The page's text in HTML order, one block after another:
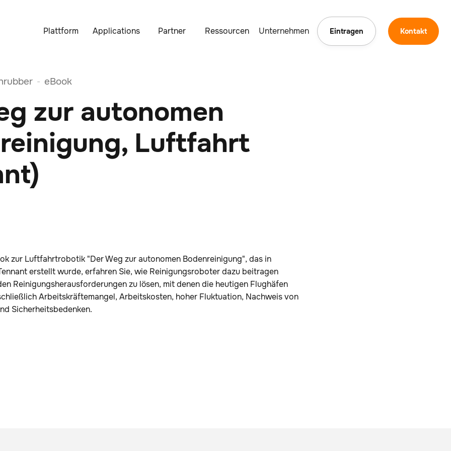
Plattform Applications Partner Ressourcen Unternehmen Eintragen Kontakt
- eBook
zur autonomen
Luftfahrt
zur Luftfahrtrobotik "Der Weg zur autonomen Bodenreinigung", das in
erstellt wurde, erfahren Sie, wie Reinigungsroboter dazu beitragen
Reinigungsherausforderungen zu lösen, mit denen die heutigen Flughäfen
Arbeitskräftemangel, Arbeitskosten, hoher Fluktuation, Nachweis von
Sicherheitsbedenken.